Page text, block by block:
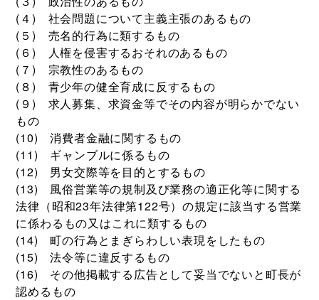
(４) 社会問題について主義主張のあるもの
(５) 売名的行為に類するもの
(６) 人権を侵害するおそれのあるもの
(７) 宗教性のあるもの
(８) 青少年の健全育成に反するもの
(９) 求人募集、求資金等でその内容が明らかでない
もの
(10) 消費者金融に関するもの
(11) ギャンブルに係るもの
(12) 男女交際等を目的とするもの
(13) 風俗営業等の規制及び業務の適正化等に関する
法律（昭和23年法律第122号）の規定に該当する営業
に係わるもの又はこれに類するもの
(14) 町の行為とまぎらわしい表現をしたもの
(15) 法令等に違反するもの
(16) その他掲載する広告として妥当でないと町長が
認めるもの